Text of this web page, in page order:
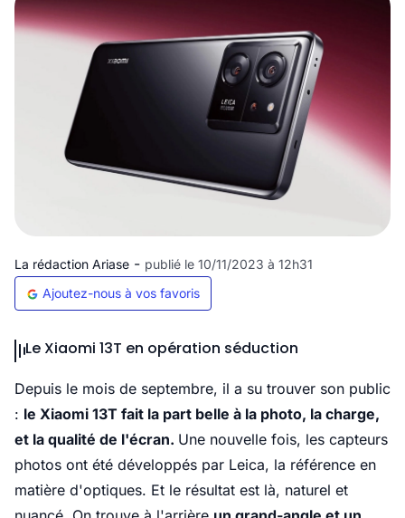
La rédaction Ariase - publié le 10/11/2023 à 12h31
Ajoutez-nous à vos favoris
Le Xiaomi 13T en opération séduction
Depuis le mois de septembre, il a su trouver son public
: le Xiaomi 13T fait la part belle à la photo, la charge,
et la qualité de l'écran. Une nouvelle fois, les capteurs
photos ont été développés par Leica, la référence en
matière d'optiques. Et le résultat est là, naturel et